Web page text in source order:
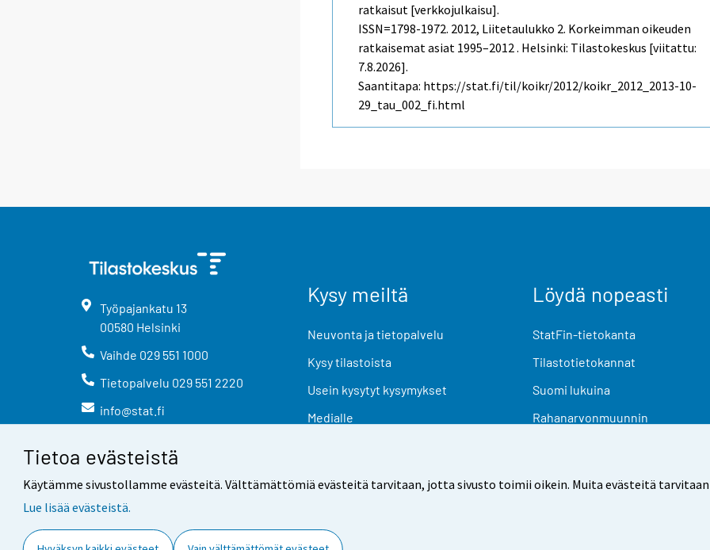
Tietoa evästeistä
Käytämme sivustollamme evästeitä. Välttämättömiä evästeitä tarvitaan, jotta sivusto toimii oikein. Muita evästeitä
Lue lisää evästeistä.
ratkaisut [verkkojulkaisu].
ISSN=1798-1972. 2012, Liitetaulukko 2. Korkeimman oikeuden
ratkaisemat asiat 1995–2012 . Helsinki: Tilastokeskus [viitattu:
7.8.2026].
Saantitapa: https://stat.fi/til/koikr/2012/koikr_2012_2013-10-
29_tau_002_fi.html
Työpajankatu 13
00580 Helsinki
Vaihde 029 551 1000
Tietopalvelu 029 551 2220
info@stat.fi
Kysy meiltä
Neuvonta ja tietopalvelu
Kysy tilastoista
Usein kysytyt kysymykset
Medialle
Löydä nopeasti
StatFin-tietokanta
Tilastotietokannat
Suomi lukuina
Rahanarvonmuunnin
Palaute